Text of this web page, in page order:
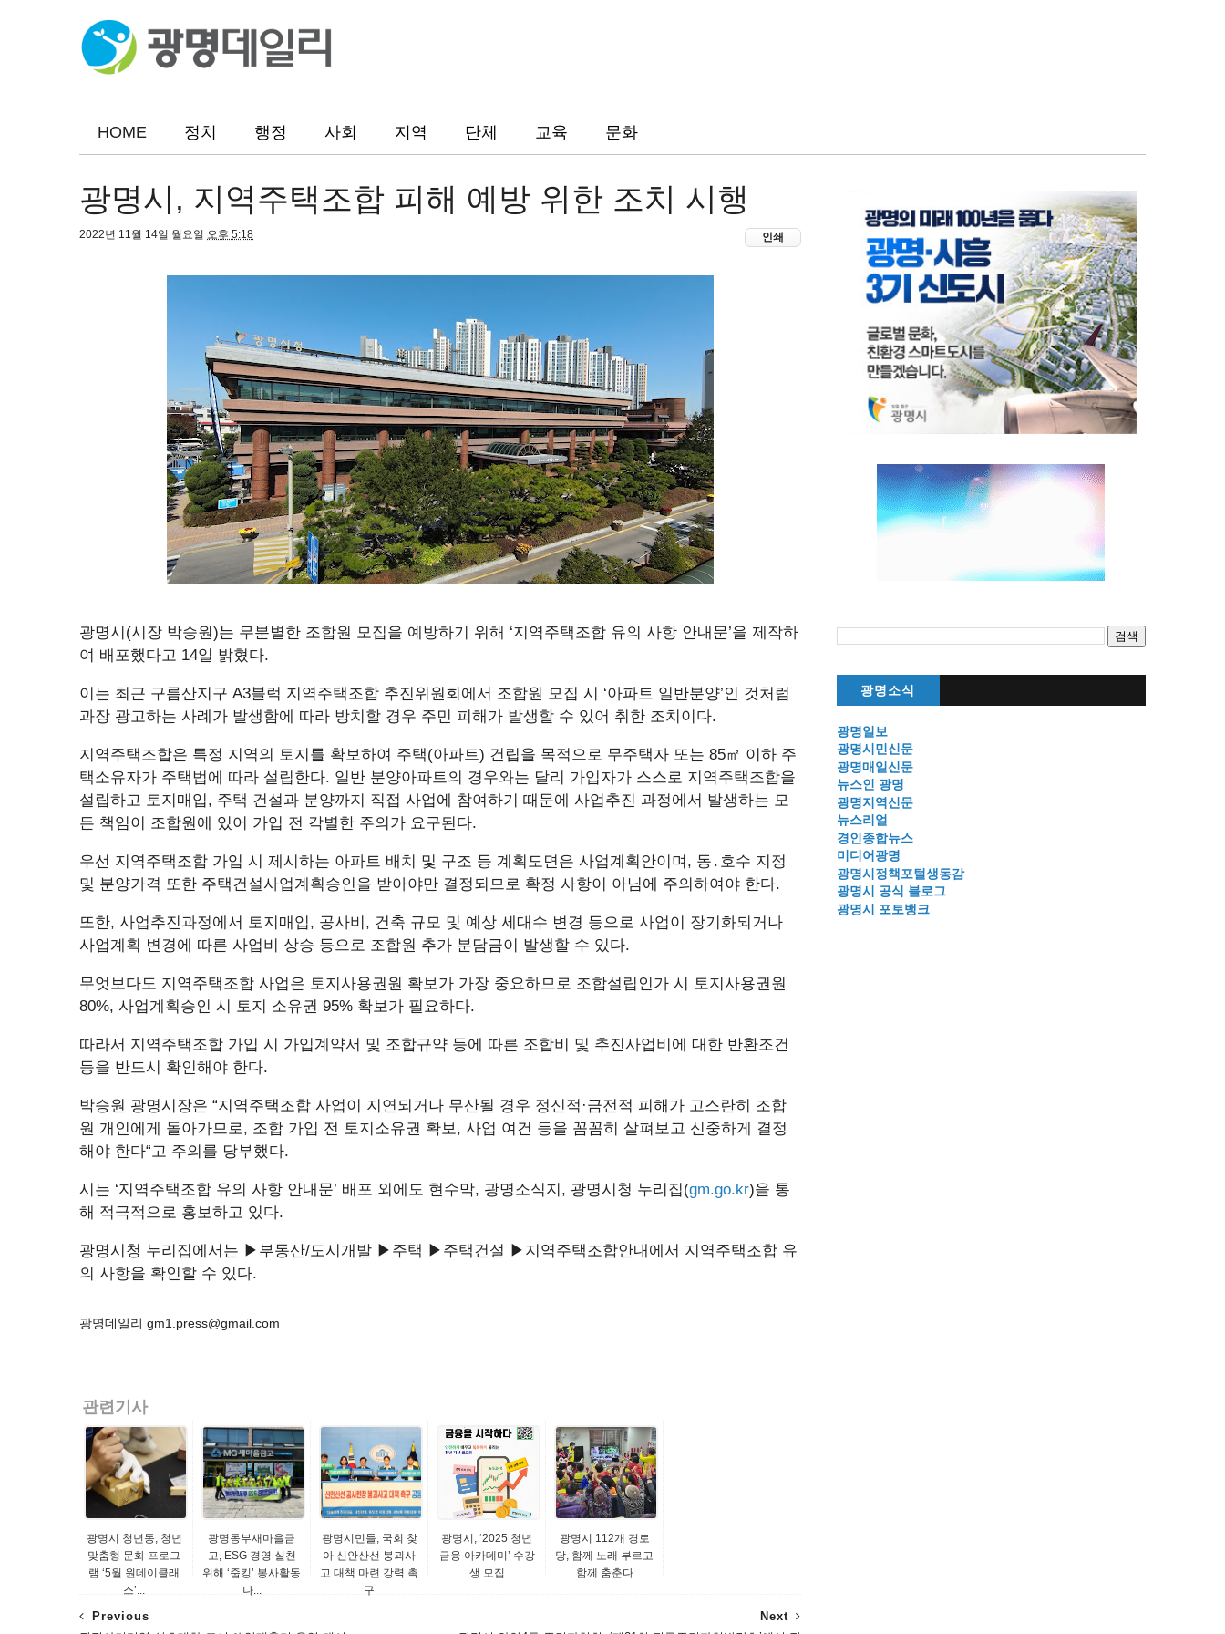
HOME 정치 행정 사회 지역 단체 교육 문화
광명시, 지역주택조합 피해 예방 위한 조치 시행
2022년 11월 14일 월요일 오후 5:18 인쇄
광명시(시장 박승원)는 무분별한 조합원 모집을 예방하기 위해 ‘지역주택조합 유의 사항 안내문’을 제작하
여 배포했다고 14일 밝혔다.
이는 최근 구름산지구 A3블럭 지역주택조합 추진위원회에서 조합원 모집 시 ‘아파트 일반분양’인 것처럼
과장 광고하는 사례가 발생함에 따라 방치할 경우 주민 피해가 발생할 수 있어 취한 조치이다.
지역주택조합은 특정 지역의 토지를 확보하여 주택(아파트) 건립을 목적으로 무주택자 또는 85㎡ 이하 주
택소유자가 주택법에 따라 설립한다. 일반 분양아파트의 경우와는 달리 가입자가 스스로 지역주택조합을
설립하고 토지매입, 주택 건설과 분양까지 직접 사업에 참여하기 때문에 사업추진 과정에서 발생하는 모
든 책임이 조합원에 있어 가입 전 각별한 주의가 요구된다.
우선 지역주택조합 가입 시 제시하는 아파트 배치 및 구조 등 계획도면은 사업계획안이며, 동․호수 지정
및 분양가격 또한 주택건설사업계획승인을 받아야만 결정되므로 확정 사항이 아님에 주의하여야 한다.
또한, 사업추진과정에서 토지매입, 공사비, 건축 규모 및 예상 세대수 변경 등으로 사업이 장기화되거나
사업계획 변경에 따른 사업비 상승 등으로 조합원 추가 분담금이 발생할 수 있다.
무엇보다도 지역주택조합 사업은 토지사용권원 확보가 가장 중요하므로 조합설립인가 시 토지사용권원
80%, 사업계획승인 시 토지 소유권 95% 확보가 필요하다.
따라서 지역주택조합 가입 시 가입계약서 및 조합규약 등에 따른 조합비 및 추진사업비에 대한 반환조건
등을 반드시 확인해야 한다.
박승원 광명시장은 “지역주택조합 사업이 지연되거나 무산될 경우 정신적·금전적 피해가 고스란히 조합
원 개인에게 돌아가므로, 조합 가입 전 토지소유권 확보, 사업 여건 등을 꼼꼼히 살펴보고 신중하게 결정
해야 한다“고 주의를 당부했다.
시는 ‘지역주택조합 유의 사항 안내문’ 배포 외에도 현수막, 광명소식지, 광명시청 누리집(gm.go.kr)을 통
해 적극적으로 홍보하고 있다.
광명시청 누리집에서는 ▶부동산/도시개발 ▶주택 ▶주택건설 ▶지역주택조합안내에서 지역주택조합 유
의 사항을 확인할 수 있다.
광명데일리 gm1.press@gmail.com
관련기사
광명시 청년동, 청년
맞춤형 문화 프로그
램 ‘5월 원데이클래
스’...
광명동부새마을금
고, ESG 경영 실천
위해 ‘줍킹’ 봉사활동
나...
광명시민들, 국회 찾
아 신안산선 붕괴사
고 대책 마련 강력 촉
구
광명시, ‘2025 청년
금융 아카데미’ 수강
생 모집
광명시 112개 경로
당, 함께 노래 부르고
함께 춤춘다
Next
Previous
광명소식
광명일보
광명시민신문
광명매일신문
뉴스인 광명
광명지역신문
뉴스리얼
경인종합뉴스
미디어광명
광명시정책포털생동감
광명시 공식 블로그
광명시 포토뱅크